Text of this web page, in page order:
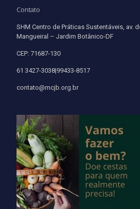
Contato
SHM Centro de Práticas Sustentáveis, av.
Mangueiral – Jardim Botânico-DF
CEP: 71687-130
61 3427-3038|99433-8517
contato@mcjb.org.br